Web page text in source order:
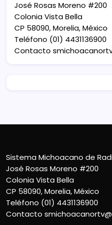
José Rosas Moreno #200
Colonia Vista Bella
CP 58090, Morelia, México
Teléfono (01) 4431136900
Contacto
Sistema Michoacano de
José Rosas Moreno #200
Colonia Vista Bella
CP 58090, Morelia, México
Teléfono (01) 4431136900
Contacto